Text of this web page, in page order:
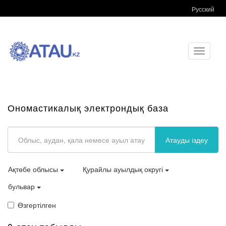
Русский
Toggle
Ономастикалық электрондық база
Атауды іздеу
Ақтөбе облысы
Қурайлы ауылдық округі
бульвар
Өзгертілген